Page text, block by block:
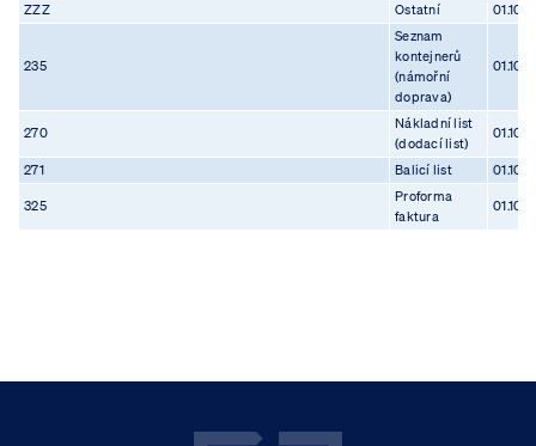
ZZZ
Ostatní
235
Seznam
kontejnerů
(námořní
doprava)
270
Nákladní list
(dodací list)
271 Balicí list
325
Proforma
faktura